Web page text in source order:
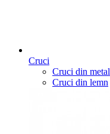
Cruci
Cruci din metal
Cruci din lemn